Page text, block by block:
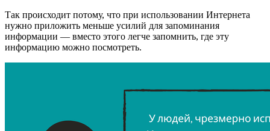
Так происходит потому, что при использовании Интернета
нужно приложить меньше усилий для запоминания
информации — вместо этого легче запомнить, где эту
информацию можно посмотреть.